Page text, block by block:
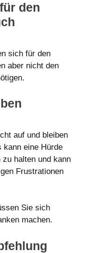
den
sich für den
aber nicht den
auf und bleiben
kann eine Hürde
halten und kann
Frustrationen
Sie sich
machen.